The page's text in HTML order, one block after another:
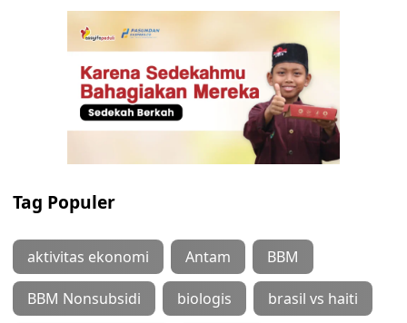
Tag Populer
aktivitas ekonomi Antam BBM
BBM Nonsubsidi biologis brasil vs haiti